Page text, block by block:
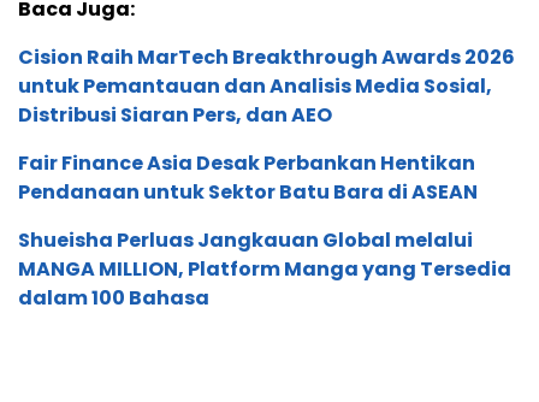
Baca Juga:
Cision Raih MarTech Breakthrough Awards 2026
untuk Pemantauan dan Analisis Media Sosial,
Distribusi Siaran Pers, dan AEO
Fair Finance Asia Desak Perbankan Hentikan
Pendanaan untuk Sektor Batu Bara di ASEAN
Shueisha Perluas Jangkauan Global melalui
MANGA MILLION, Platform Manga yang Tersedia
dalam 100 Bahasa